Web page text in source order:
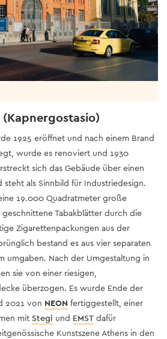
1925 eröffnet und nach einem Brand
wurde es renoviert und 1930
sich das Gebäude über einen
steht als Sinnbild für Industriedesign.
19.000 Quadratmeter große
geschnittene Tabakblätter durch die
Zigarettenpackungen aus der
bestand es aus vier separaten
umgaben. Nach der Umgestaltung in
sie von einer riesigen,
überzogen. Es wurde Ende der
2021 von NEON fertiggestellt, einer
mit Stegi und EMST dafür
Kunstszene Athens in den